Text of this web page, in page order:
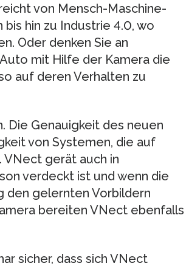
von Mensch-Maschine-
hin zu Industrie 4.0, wo
Oder denken Sie an
mit Hilfe der Kamera die
auf deren Verhalten zu
Die Genauigkeit des neuen
von Systemen, die auf
VNect gerät auch in
verdeckt ist und wenn die
den gelernten Vorbildern
bereiten VNect ebenfalls
sicher, dass sich VNect